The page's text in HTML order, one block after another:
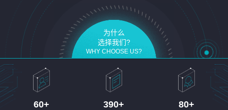
为什么
选择我们?
WHY CHOOSE US?
60+ 390+ 80+